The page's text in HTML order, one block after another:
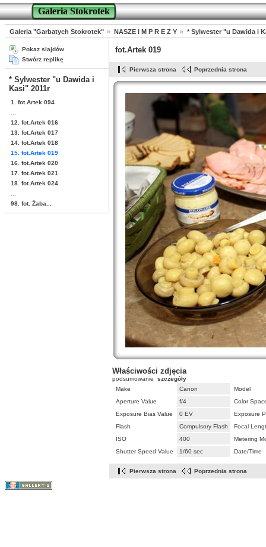
Galeria Stokrotek
Galeria "Garbatych Stokrotek" NASZE I M P R E Z Y * Sylwester "u Dawida i
Pokaz slajdów
Stwórz replikę
* Sylwester "u Dawida i
Kasi" 2011r
1. fot.Artek 094
12. fot.Artek 016
13. fot.Artek 017
14. fot.Artek 018
15. fot.Artek 019
16. fot.Artek 020
17. fot.Artek 021
18. fot.Artek 024
98. fot. Żaba...
fot.Artek 019
Pierwsza strona Poprzednia strona
Właściwości zdjęcia
podsumowanie szczegóły
Make
Canon
Model
Aperture Value
f/4
Color
Exposure Bias Value
0 EV
Exposure
Flash
Compulsory Flash
Focal
ISO
400
Metering
Shutter Speed Value
1/60 sec Date/Time
Pierwsza strona Poprzednia strona